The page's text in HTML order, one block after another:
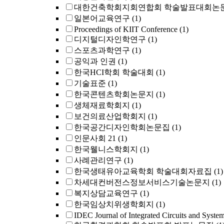
대한건축학회지회연합회 학술발표대회논
일본어교육연구 (1)
Proceedings of KIIT Conference (1)
디지털디자인학연구 (1)
스포츠과학연구 (1)
공익과 인권 (1)
한국HCI학회 학술대회 (1)
기술표준 (1)
한국콘텐츠학회논문지 (1)
생체재료학회지 (1)
보건의료산업학회지 (1)
한국공간디자인학회논문집 (1)
인문사회 21 (1)
한국웰니스학회지 (1)
사례관리연구 (1)
한국생태유아교육학회 학술대회자료집 (1)
차세대컨버전스정보서비스기술논문지 (1)
복지상담교육연구 (1)
한국임상치위생학회지 (1)
IDEC Journal of Integrated Circuits and